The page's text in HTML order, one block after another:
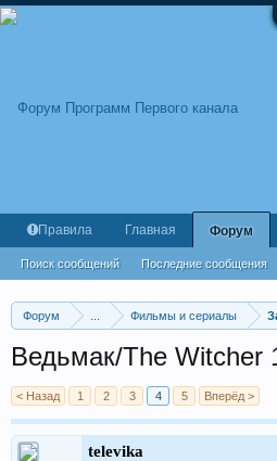
Форум Фильмы и сериалы
Ведьмак/The Witcher
< Назад 1 2 3 4 5 Вперёд >
televika
Правила Главная Форум
Поиск сообщений Последние сообщения